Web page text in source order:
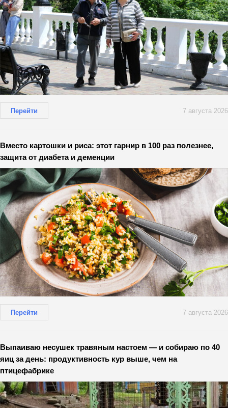
Перейти 7 августа 2026
Вместо картошки и риса: этот гарнир в 100 раз полезнее,
защита от диабета и деменции
Перейти 7 августа 2026
Выпаиваю несушек травяным настоем — и собираю по 40
яиц за день: продуктивность кур выше, чем на
птицефабрике